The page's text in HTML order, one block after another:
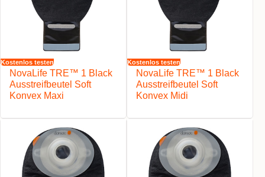
Kostenlos testen
NovaLife TRE™ 1 Black
Ausstreifbeutel Soft
Konvex Maxi
Kostenlos testen
NovaLife TRE™ 1 Black
Ausstreifbeutel Soft
Konvex Midi